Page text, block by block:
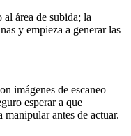
área de subida; la
y empieza a generar las
imágenes de escaneo
esperar a que
manipular antes de actuar.